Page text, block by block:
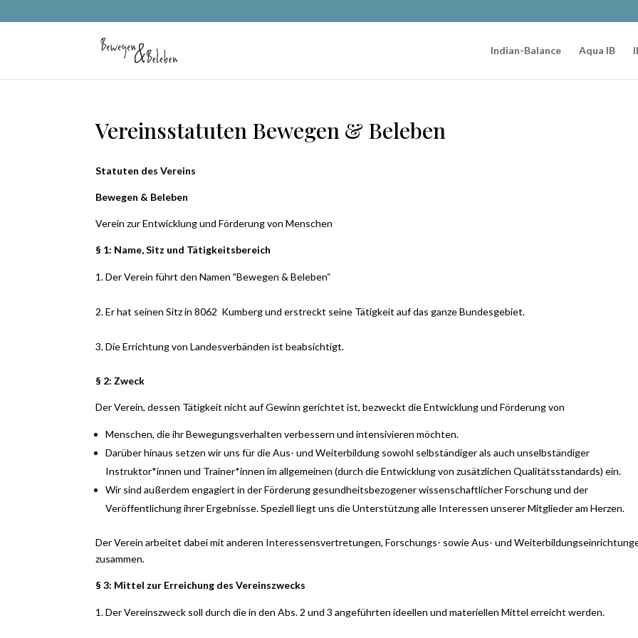
Indian-Balance Aqua IB
Vereinsstatuten Bewegen & Beleben
Statuten des Vereins
Bewegen & Beleben
Verein zur Entwicklung und Förderung von Menschen
§ 1: Name, Sitz und Tätigkeitsbereich
Der Verein führt den Namen ”Bewegen & Beleben“
Er hat seinen Sitz in 8062 Kumberg und erstreckt seine Tätigkeit auf das ganze Bundesgebiet.
Die Errichtung von Landesverbänden ist beabsichtigt.
§ 2: Zweck
Der Verein, dessen Tätigkeit nicht auf Gewinn gerichtet ist, bezweckt die Entwicklung und Förderung von
Menschen, die ihr Bewegungsverhalten verbessern und intensivieren möchten.
Darüber hinaus setzen wir uns für die Aus- und Weiterbildung sowohl selbständiger als auch unselbständiger
Instruktor*innen und Trainer*innen im allgemeinen (durch die Entwicklung von zusätzlichen Qualitätsstandards) ein.
Wir sind außerdem engagiert in der Förderung gesundheitsbezogener wissenschaftlicher Forschung und der
Veröffentlichung ihrer Ergebnisse. Speziell liegt uns die Unterstützung alle Interessen unserer Mitglieder am Herzen.
Der Verein arbeitet dabei mit anderen Interessensvertretungen, Forschungs- sowie Aus- und
zusammen.
§ 3: Mittel zur Erreichung des Vereinszwecks
Der Vereinszweck soll durch die in den Abs. 2 und 3 angeführten ideellen und materiellen Mittel erreicht werden.